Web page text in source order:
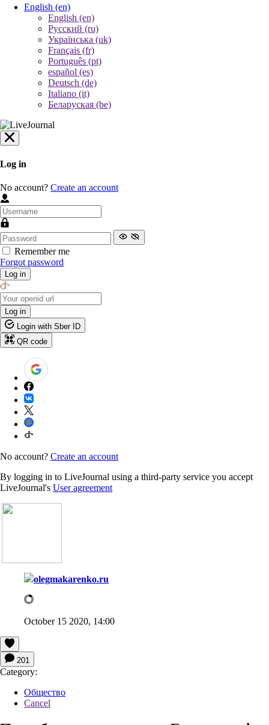
English (en)
English (en)
Русский (ru)
Українська (uk)
Français (fr)
Português (pt)
español (es)
Deutsch (de)
Italiano (it)
Беларуская (be)
Log in
No account? Create an account
Remember me
Forgot password
Log in
Log in
Login with Sber ID
QR code
No account? Create an account
By logging in to LiveJournal using a third-party service you accept
LiveJournal's User agreement
olegmakarenko.ru
October 15 2020, 14:00
201
Category:
Общество
Cancel